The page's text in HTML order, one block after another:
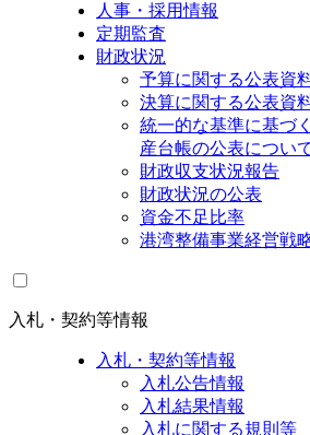
人事・採用情報
定期監査
財政状況
予算に関する公表資
決算に関する公表資
統一的な基準に基づ
産台帳の公表につい
財政収支状況報告
財政状況の公表
資金不足比率
港湾整備事業経営戦
入札・契約等情報
入札・契約等情報
入札公告情報
入札結果情報
入札に関する規則等